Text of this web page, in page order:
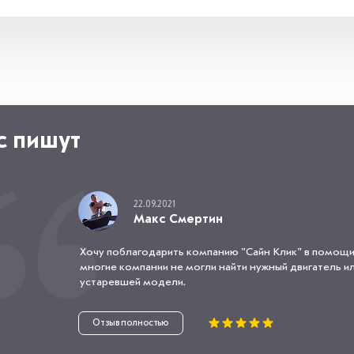
пишут
22.09.2021
Макс Смертин
Хочу поблагодарить компанию "Сайн Клик" в
многие компании не могли найти нужный двигатель
устаревшей модели.
Отзыв полностью